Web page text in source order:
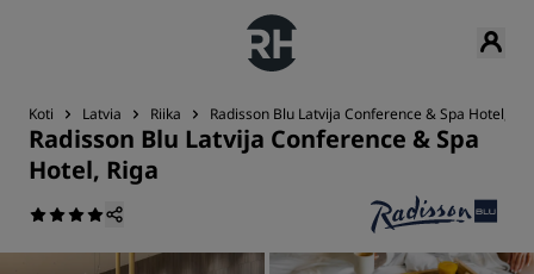
Koti Latvia Riika Radisson Blu Latvija Conference & Spa Hotel,
Radisson Blu Latvija Conference & Spa
Hotel, Riga